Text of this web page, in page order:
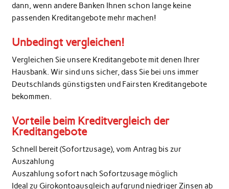
dann, wenn andere Banken Ihnen schon lange keine
passenden Kreditangebote mehr machen!
Unbedingt vergleichen!
Vergleichen Sie unsere Kreditangebote mit denen Ihrer
Hausbank. Wir sind uns sicher, dass Sie bei uns immer
Deutschlands günstigsten und Fairsten Kreditangebote
bekommen.
Vorteile beim Kreditvergleich der
Kreditangebote
Schnell bereit (Sofortzusage), vom Antrag bis zur
Auszahlung
Auszahlung sofort nach Sofortzusage möglich
Ideal zu Girokontoausgleich aufgrund niedriger Zinsen ab